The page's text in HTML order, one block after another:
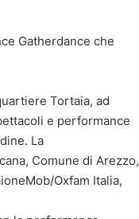
Gatherdance che
Tortaia, ad
e performance
La
Comune di Arezzo,
Oxfam Italia,